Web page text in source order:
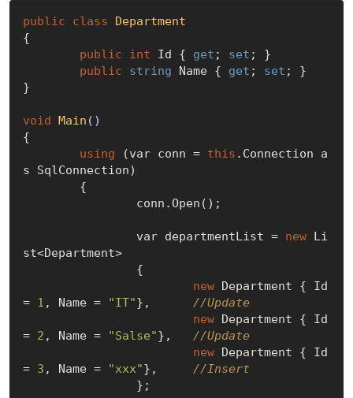
public class
Department
{
public
int Id { get ; set ; }
public
string Name { get ; set ; }
}
void Main ()
{
using (var conn = this .Connection a
s SqlConnection)
		var departmentList =
new Li
st<Department>
new Department { Id
= 1 , Name = "IT"}, //Update
new Department { Id
= 2 , Name = "Salse"}, //Update
new Department { Id
= 3 , Name = "xxx"}, //Insert